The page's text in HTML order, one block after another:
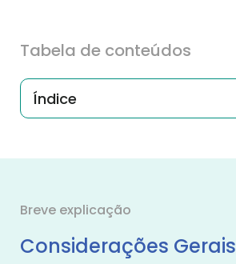
Tabela de conteúdos
Índice
Breve explicação
Considerações Gerais